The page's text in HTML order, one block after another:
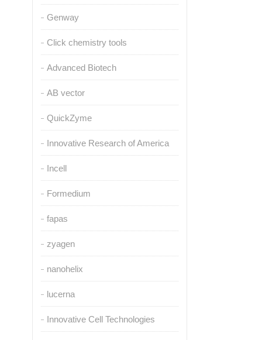
Genway
Click chemistry tools
Advanced Biotech
AB vector
QuickZyme
Innovative Research of America
Incell
Formedium
fapas
zyagen
nanohelix
lucerna
Innovative Cell Technologies